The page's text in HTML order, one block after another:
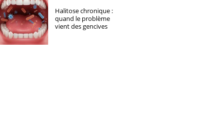
Halitose chronique :
quand le problème
vient des gencives